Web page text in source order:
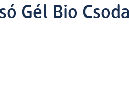
Gél Bio